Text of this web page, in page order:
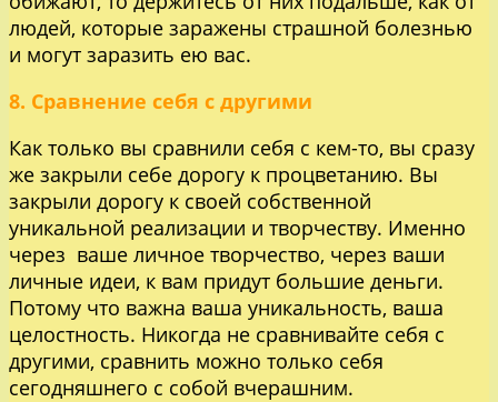
людей, которые заражены страшной болезнью
и могут заразить ею вас.
8. Сравнение себя с другими
Как только вы сравнили себя с кем-то, вы сразу
же закрыли себе дорогу к процветанию. Вы
закрыли дорогу к своей собственной
уникальной реализации и творчеству. Именно
через ваше личное творчество, через ваши
личные идеи, к вам придут большие деньги.
Потому что важна ваша уникальность, ваша
целостность. Никогда не сравнивайте себя с
другими, сравнить можно только себя
сегодняшнего с собой вчерашним.